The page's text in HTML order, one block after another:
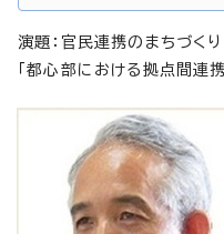
演題：官民連携のまちづく
「都心部における拠点間連